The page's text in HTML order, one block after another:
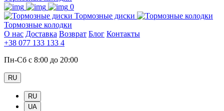
0
Тормозные диски
Тормозные колодки
О нас Доставка Возврат Блог Контакты
+38 077 133 133 4
Пн-Сб с 8:00 до 20:00
RU
RU
UA